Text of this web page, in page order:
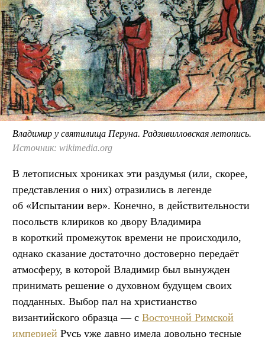
Владимир у святилища Перуна. Радзивилловская летопись.
Источник: wikimedia.org
В летописных хрониках эти раздумья (или, скорее,
представления о них) отразились в легенде
об «Испытании вер». Конечно, в действительности
посольств клириков ко двору Владимира
в короткий промежуток времени не происходило,
однако сказание достаточно достоверно передаёт
атмосферу, в которой Владимир был вынужден
принимать решение о духовном будущем своих
подданных. Выбор пал на христианство
византийского образца — с Восточной Римской
империей Русь уже давно имела довольно тесные